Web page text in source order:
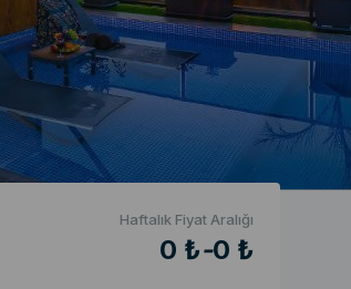
Haftalık Fiyat Aralığı
0 ₺-0 ₺